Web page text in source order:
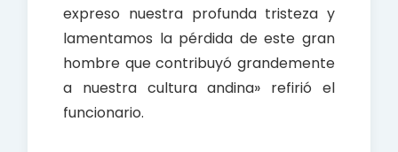
expreso nuestra profunda tristeza y
lamentamos la pérdida de este gran
hombre que contribuyó grandemente
a nuestra cultura andina» refirió el
funcionario.